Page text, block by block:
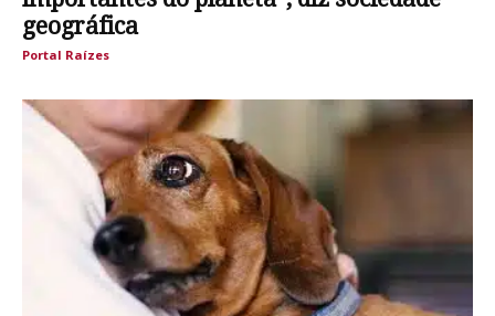
geográfica
Portal Raízes